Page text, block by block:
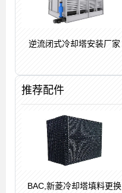
逆流闭式冷却塔安装厂家
推荐配件
BAC,新菱冷却塔填料更换